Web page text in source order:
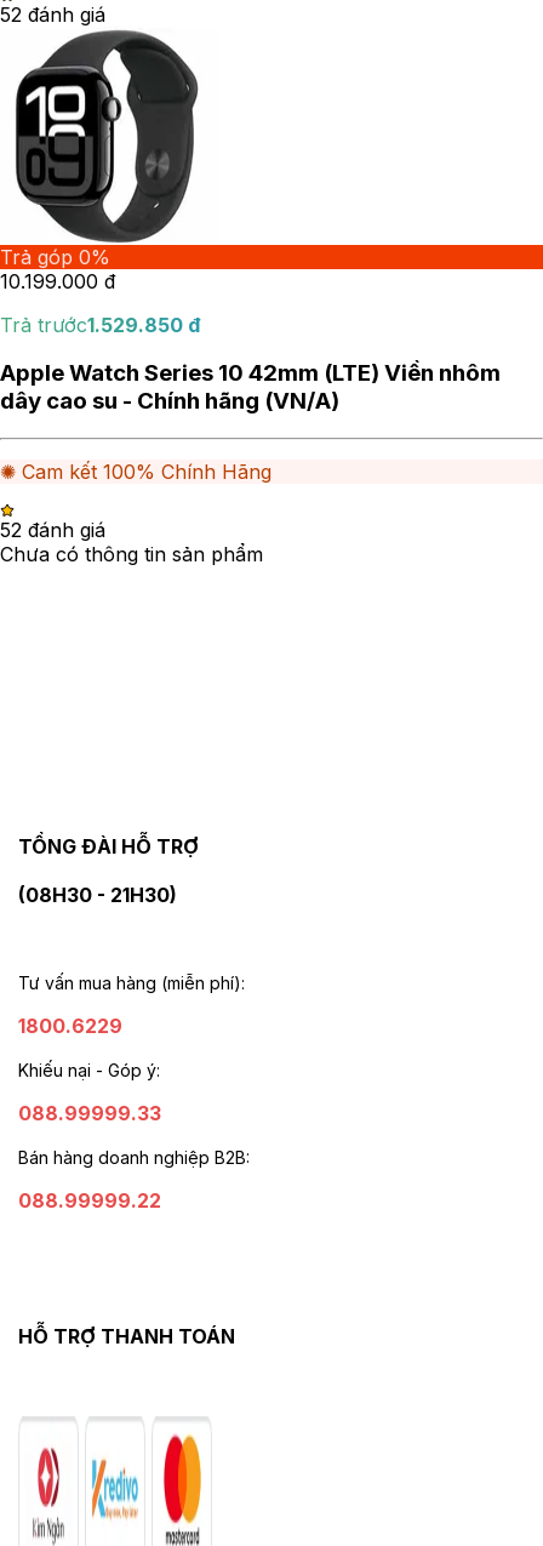
52 đánh giá
Trả góp 0%
10.199.000 đ
Trả trước1.529.850 đ
Apple Watch Series 10 42mm (LTE) Viền nhôm
dây cao su - Chính hãng (VN/A)
✺ Cam kết 100% Chính Hãng
52 đánh giá
Chưa có thông tin sản phẩm
TỔNG ĐÀI HỖ TRỢ
(08H30 - 21H30)
Tư vấn mua hàng (miễn phí):
1800.6229
Khiếu nại - Góp ý:
088.99999.33
Bán hàng doanh nghiệp B2B:
088.99999.22
HỖ TRỢ THANH TOÁN